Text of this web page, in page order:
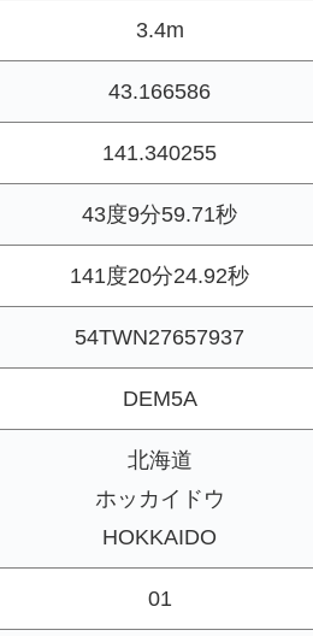
3.4m
43.166586
141.340255
43度9分59.71秒
141度20分24.92秒
54TWN27657937
DEM5A
北海道
ホッカイドウ
HOKKAIDO
01